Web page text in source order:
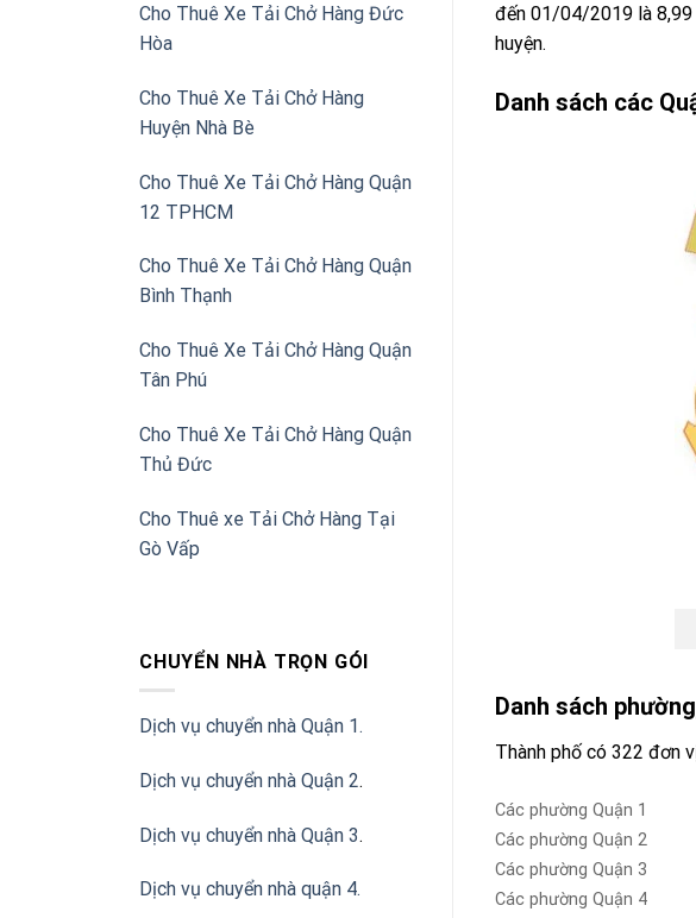
Cho Thuê Xe Tải Chở Hàng Đức
Hòa
Cho Thuê Xe Tải Chở Hàng
Huyện Nhà Bè
Cho Thuê Xe Tải Chở Hàng Quận
12 TPHCM
Cho Thuê Xe Tải Chở Hàng Quận
Bình Thạnh
Cho Thuê Xe Tải Chở Hàng Quận
Tân Phú
Cho Thuê Xe Tải Chở Hàng Quận
Thủ Đức
Cho Thuê xe Tải Chở Hàng Tại
Gò Vấp
CHUYỂN NHÀ TRỌN GÓI
Dịch vụ chuyển nhà Quận 1.
Dịch vụ chuyển nhà Quận 2.
Dịch vụ chuyển nhà Quận 3.
Dịch vụ chuyển nhà quận 4.
đến 01/04/2019 là 8,99
huyện.
Danh sách các
Danh sách
Thành phố có 322 đơn
Các phường Quận 1
Các phường Quận 2
Các phường Quận 3
Các phường Quận 4